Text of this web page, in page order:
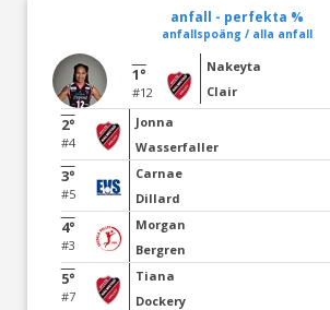
anfall - perfekta %
anfallspoäng / alla anfall
1°
#12
Nakeyta
Clair
2°
#4
Jonna
Wasserfaller
3°
#5
Carnae
Dillard
4°
#3
Morgan
Bergren
5°
#7
Tiana
Dockery